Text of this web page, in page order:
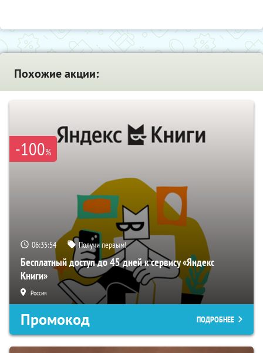
Похожие акции:
-100%
06:35:53 Получи первым!
Бесплатный доступ до 45 дней к сервису «Яндекс
Книги»
Россия
Промокод ПОДРОБНЕЕ